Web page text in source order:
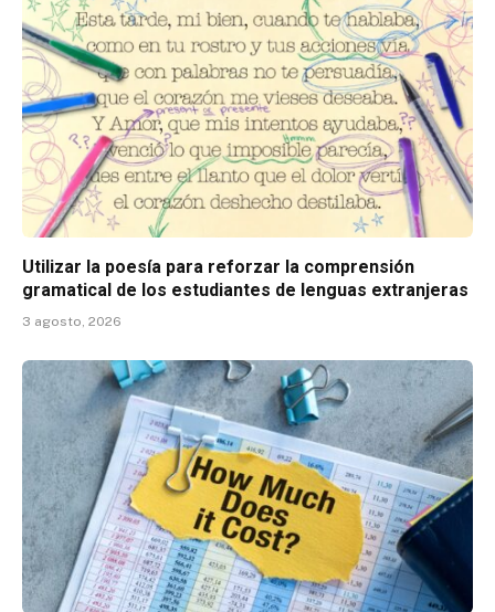
Utilizar la poesía para reforzar la comprensión
gramatical de los estudiantes de lenguas extranjeras
3 agosto, 2026